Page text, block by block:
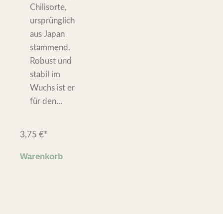
Chilisorte,
ursprünglich
aus Japan
stammend.
Robust und
stabil im
Wuchs ist er
für den...
3,75 €*
Warenkorb